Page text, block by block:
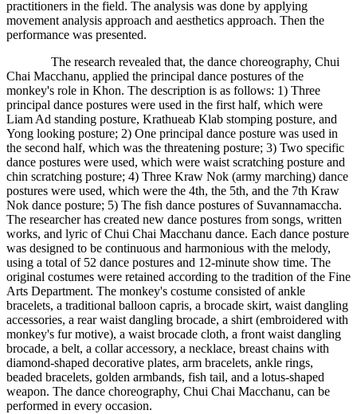
practitioners in the field. The analysis was done by applying
movement analysis approach and aesthetics approach. Then the
performance was presented.
The research revealed that, the dance choreography, Chui
Chai Macchanu, applied the principal dance postures of the
monkey's role in Khon. The description is as follows: 1) Three
principal dance postures were used in the first half, which were
Liam Ad standing posture, Krathueab Klab stomping posture, and
Yong looking posture; 2) One principal dance posture was used in
the second half, which was the threatening posture; 3) Two specific
dance postures were used, which were waist scratching posture and
chin scratching posture; 4) Three Kraw Nok (army marching) dance
postures were used, which were the 4th, the 5th, and the 7th Kraw
Nok dance posture; 5) The fish dance postures of Suvannamaccha.
The researcher has created new dance postures from songs, written
works, and lyric of Chui Chai Macchanu dance. Each dance posture
was designed to be continuous and harmonious with the melody,
using a total of 52 dance postures and 12-minute show time. The
original costumes were retained according to the tradition of the Fine
Arts Department. The monkey's costume consisted of ankle
bracelets, a traditional balloon capris, a brocade skirt, waist dangling
accessories, a rear waist dangling brocade, a shirt (embroidered with
monkey's fur motive), a waist brocade cloth, a front waist dangling
brocade, a belt, a collar accessory, a necklace, breast chains with
diamond-shaped decorative plates, arm bracelets, ankle rings,
beaded bracelets, golden armbands, fish tail, and a lotus-shaped
weapon. The dance choreography, Chui Chai Macchanu, can be
performed in every occasion.